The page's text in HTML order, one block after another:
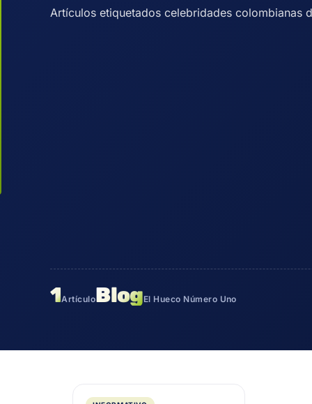
Artículos etiquetados celebridades colombianas
1ArtículoBlogEl Hueco Número Uno